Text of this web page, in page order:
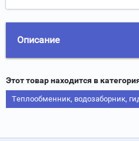
Описание
Этот товар находится в
Теплообменник, водозаборник,